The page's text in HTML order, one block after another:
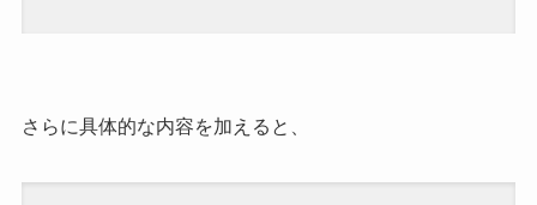
さらに具体的な内容を加えると、